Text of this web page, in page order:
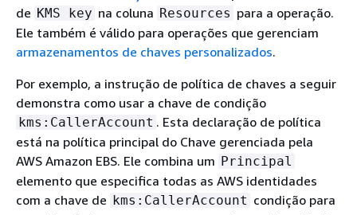
de KMS key na coluna Resources para a operação.
Ele também é válido para operações que gerenciam
armazenamentos de chaves personalizados.
Por exemplo, a instrução de política de chaves a seguir
demonstra como usar a chave de condição
kms:CallerAccount . Esta declaração de política
está na política principal do Chave gerenciada pela
AWS Amazon EBS. Ele combina um Principal
elemento que especifica todas as AWS identidades
com a chave de kms:CallerAccount condição para